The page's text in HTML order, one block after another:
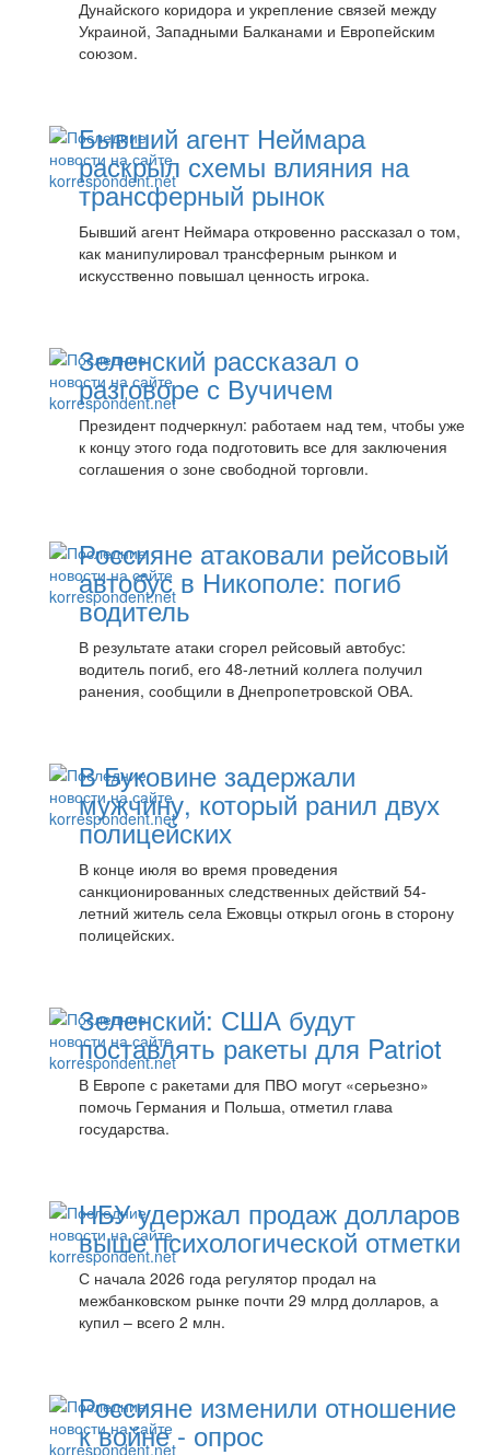
Дунайского коридора и укрепление связей между
Украиной, Западными Балканами и Европейским
союзом.
Бывший агент Неймара
раскрыл схемы влияния на
трансферный рынок
Бывший агент Неймара откровенно рассказал о том,
как манипулировал трансферным рынком и
искусственно повышал ценность игрока.
Зеленский рассказал о
разговоре с Вучичем
Президент подчеркнул: работаем над тем, чтобы уже
к концу этого года подготовить все для заключения
соглашения о зоне свободной торговли.
Россияне атаковали рейсовый
автобус в Никополе: погиб
водитель
В результате атаки сгорел рейсовый автобус:
водитель погиб, его 48-летний коллега получил
ранения, сообщили в Днепропетровской ОВА.
В Буковине задержали
мужчину, который ранил двух
полицейских
В конце июля во время проведения
санкционированных следственных действий 54-
летний житель села Ежовцы открыл огонь в сторону
полицейских.
Зеленский: США будут
поставлять ракеты для Patriot
В Европе с ракетами для ПВО могут «серьезно»
помочь Германия и Польша, отметил глава
государства.
НБУ удержал продаж долларов
выше психологической отметки
С начала 2026 года регулятор продал на
межбанковском рынке почти 29 млрд долларов, а
купил – всего 2 млн.
Россияне изменили отношение
к войне - опрос